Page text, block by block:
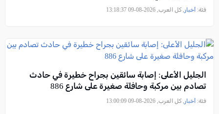
فئة: أخبار , كل العرب, 2026-08-09 13:18:37
الجليل الأعلى: إصابة سائقين بجراح خطيرة في حادث
تصادم بين مركبة وحافلة صغيرة على شارع 886
فئة: أخبار , كل العرب, 2026-08-09 13:00:09